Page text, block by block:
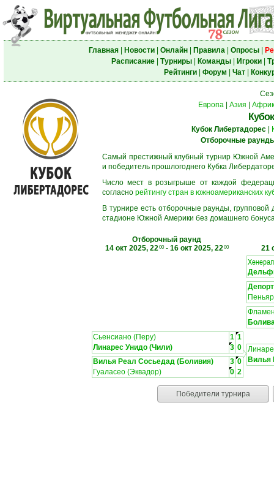
Главная| Новости| Онлайн| Правила| Опросы|
Расписание| Турниры| Команды| Игроки|
Рейтинги| Форум Чат|
Европа| Азия
Кубок Либертадорес
Отборочные
Самый престижный клубный турнир Южной
и победитель прошлогоднего Кубка
Число мест в розыгрыше от каждой
согласно рейтингу стран в южноамериканских
В турнире есть отборочные раунды,
стадионе Южной Америки без домашнего
Отборочный раунд
14 окт 2025, 2200- 16 окт 2025, 2200 21
Сьенсиано (Перу)
1 1
Линарес Унидо (Чили)
3 0
Вилья Реал Сосьедад (Боливия)
3 0
Гуаласео (Эквадор)
0 2
Вилья
Победители турнира